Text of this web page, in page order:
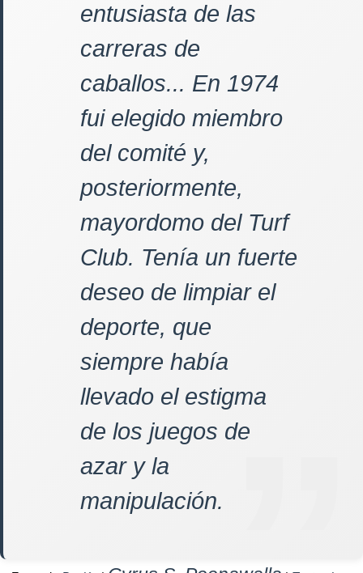
entusiasta de las
carreras de
caballos... En 1974
fui elegido miembro
del comité y,
posteriormente,
mayordomo del Turf
Club. Tenía un fuerte
deseo de limpiar el
deporte, que
siempre había
llevado el estigma
de los juegos de
azar y la
manipulación.